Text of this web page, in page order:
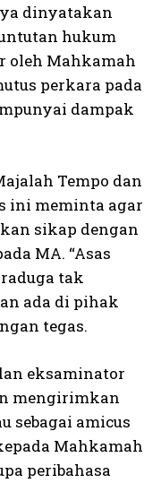
dinyatakan
hukum
oleh Mahkamah
perkara pada
dampak
Tempo dan
ini meminta agar
sikap dengan
MA. “Asas
tak
ada di pihak
tegas.
eksaminator
mengirimkan
sebagai amicus
Mahkamah
peribahasa